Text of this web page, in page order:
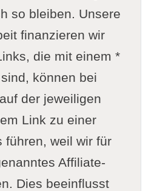
so bleiben. Unsere
finanzieren wir
die mit einem *
können bei
der jeweiligen
Link zu einer
führen, weil wir für
Affiliate-
Dies beeinflusst